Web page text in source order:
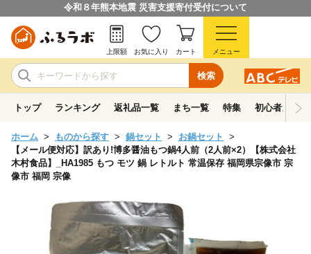
令和８年熊本地震 災害支援寄付受付について
検索
上限額 お気に入り カート メニュー
トップ ランキング 返礼品一覧 まち一覧 特集 初心者ガイド
ホーム ものから探す 鍋セット
お鍋セット
【メール便対応】訳あり!博多醤油もつ鍋4人前（2人前×2）【株式会社
木村食品】_HA1985 もつ モツ 鍋 レトルト 常温保存 福岡県宗像市 宗
像市 福岡 宗像